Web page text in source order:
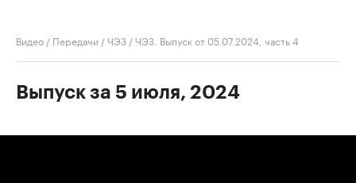
Видео / Передачи /ЧЭЗ /ЧЭЗ. Выпуск от 05.07.2024, часть 4
Выпуск за 5 июля, 2024